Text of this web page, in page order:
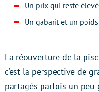
Un prix qui reste
Un gabarit et un
La réouverture de la
c’est la perspective de
partagés parfois un peu